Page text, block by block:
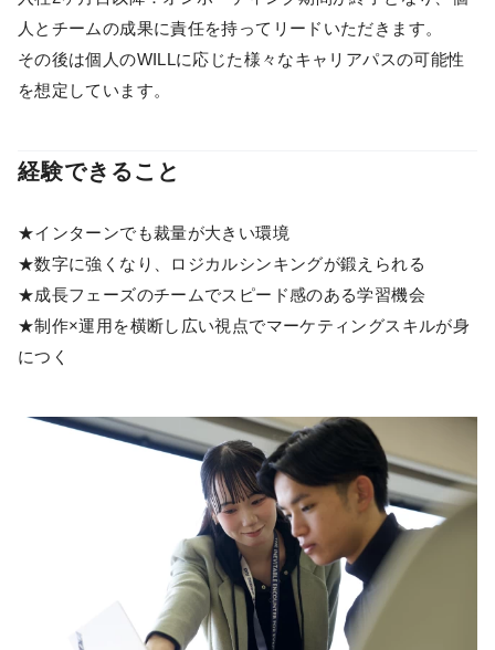
人とチームの成果に責任を持ってリードいただきます。
その後は個人のWILLに応じた様々なキャリアパスの可能性
を想定しています。
経験できること
★インターンでも裁量が大きい環境
★数字に強くなり、ロジカルシンキングが鍛えられる
★成長フェーズのチームでスピード感のある学習機会
★制作×運用を横断し広い視点でマーケティングスキルが身
につく